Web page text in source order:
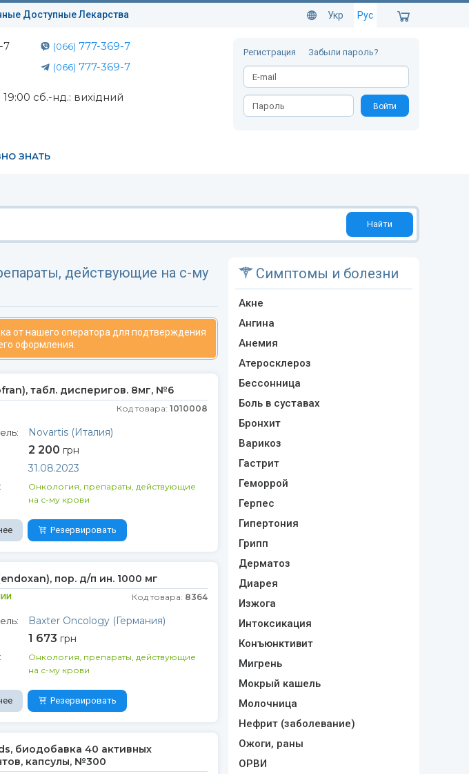
Доступные Лекарства Укр Рус
7 (066) 777-369-7
(066) 777-369-7
19:00 сб.-нд.: вихідний
Регистрация Забыли пароль?
Войти
ЗНАТЬ
Найти
действующие на с-му
от нашего оператора для подтверждения
оформления.
табл. дисперигов. 8мг, №6
Код товара: 1010008
Novartis (Италия)
2 200 грн
31.08.2023
Онкология, препараты, действующие
на с-му крови
Резервировать
пор. д/п ин. 1000 мг
Код товара: 8364
Baxter Oncology (Германия)
1 673 грн
Онкология, препараты, действующие
на с-му крови
Резервировать
биодобавка 40 активных
капсулы, №300
Симптомы и болезни
Акне
Ангина
Анемия
Атеросклероз
Бессонница
Боль в суставах
Бронхит
Варикоз
Гастрит
Геморрой
Герпес
Гипертония
Грипп
Дерматоз
Диарея
Изжога
Интоксикация
Конъюнктивит
Мигрень
Мокрый кашель
Молочница
Нефрит (заболевание)
Ожоги, раны
ОРВИ